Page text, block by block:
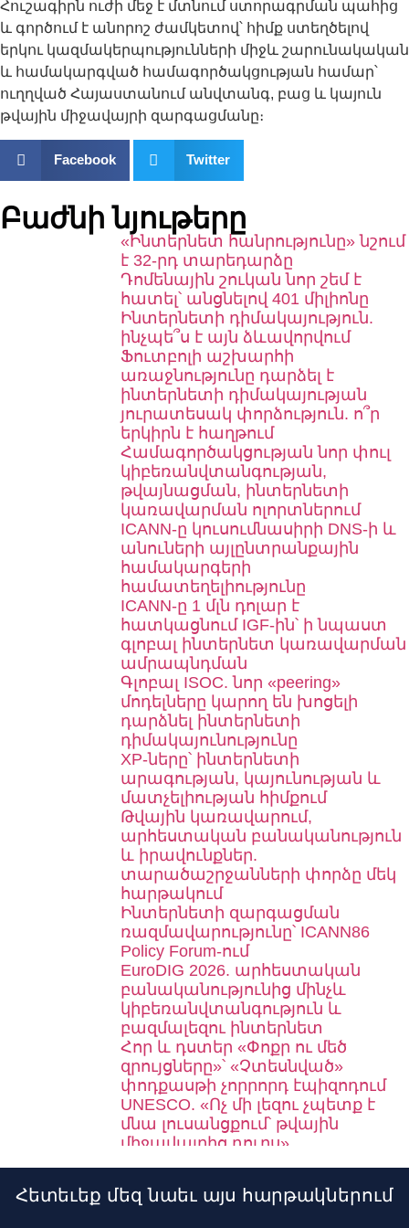
Հուշագիրն ուժի մեջ է մտնում ստորագրման պահից
և գործում է անորոշ ժամկետով՝ հիմք ստեղծելով
երկու կազմակերպությունների միջև շարունակական
և համակարգված համագործակցության համար՝
ուղղված Հայաստանում անվտանգ, բաց և կայուն
թվային միջավայրի զարգացմանը։
Facebook Twitter
Բաժնի նյութերը
«Ինտերնետ հանրությունը» նշում
է 32-րդ տարեդարձը
Դոմենային շուկան նոր շեմ է
հատել՝ անցնելով 401 միլիոնը
Ինտերնետի դիմակայություն.
ինչպե՞ս է այն ձևավորվում
Ֆուտբոլի աշխարհի
առաջնությունը դարձել է
ինտերնետի դիմակայության
յուրատեսակ փորձություն. ո՞ր
երկիրն է հաղթում
Համագործակցության նոր փուլ
կիբեռանվտանգության,
թվայնացման, ինտերնետի
կառավարման ոլորտներում
ICANN-ը կուսումնասիրի DNS-ի և
անուների այլընտրանքային
համակարգերի
համատեղելիությունը
ICANN-ը 1 մլն դոլար է
հատկացնում IGF-ին՝ ի նպաստ
գլոբալ ինտերնետ կառավարման
ամրապնդման
Գլոբալ ISOC. նոր «peering»
մոդելները կարող են խոցելի
դարձնել ինտերնետի
դիմակայունությունը
XP-ները՝ ինտերնետի
արագության, կայունության և
մատչելիության հիմքում
Թվային կառավարում,
արհեստական բանականություն
և իրավունքներ.
տարածաշրջանների փորձը մեկ
հարթակում
Ինտերնետի զարգացման
ռազմավարությունը՝ ICANN86
Policy Forum-ում
EuroDIG 2026. արհեստական
բանականությունից մինչև
կիբեռանվտանգություն և
բազմալեզու ինտերնետ
Հոր և դստեր «Փոքր ու մեծ
զրույցները»՝ «Չտեսնված»
փոդքասթի չորրորդ էպիզոդում
UNESCO. «Ոչ մի լեզու չպետք է
մնա լուսանցքում՝ թվային
միջավայրից դուրս»
բրենդ
Հետեւեք մեզ նաեւ այս հարթակներում